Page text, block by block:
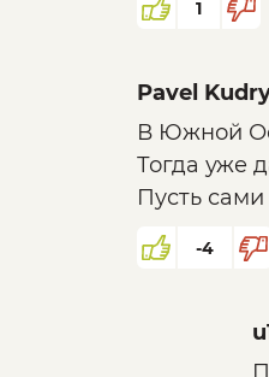
сдают,
потому,
е. мы
другим
но если
1
Pavel
В Южной
Тогда уже
Пусть сами
-4